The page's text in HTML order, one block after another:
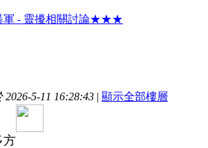
- 靈擾相關討論★★★
2026-5-11 16:28:43 | 顯示全部樓層
方